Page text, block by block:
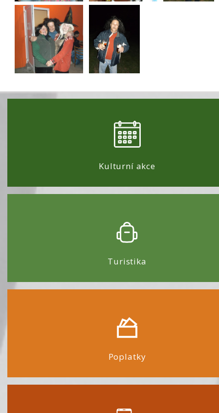
Kulturní akce
Turistika
Poplatky